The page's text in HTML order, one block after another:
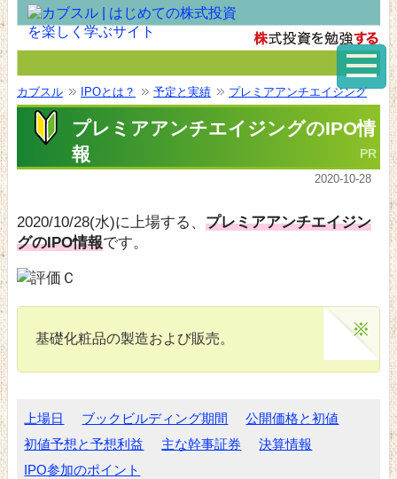
カブスル IPOとは？ 予定と実績 プレミアアンチエイジング
プレミアアンチエイジングのIPO情
報
2020-10-28
2020/10/28(水)に上場する、 プレミアアンチエイジン
グのIPO情報です。
基礎化粧品の製造および販売。
上場日 ブックビルディング期間
公開価格と初値
初値予想と予想利益
主な幹事証券
決算情報
IPO参加のポイント